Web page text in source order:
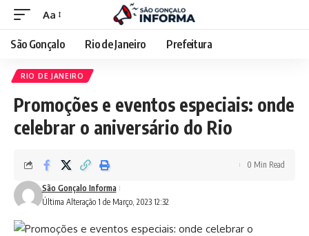
Aa
São Gonçalo Rio de Janeiro Prefeitura
RIO DE JANEIRO
Promoções e eventos especiais: onde
celebrar o aniversário do Rio
Última Alteração 1 de Março, 2023 12:32
São Gonçalo Informa
0 Min Read